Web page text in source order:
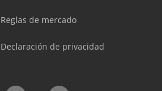
Reglas de mercado
Declaración de privacidad